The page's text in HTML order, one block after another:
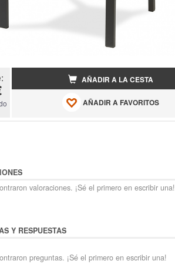
AÑADIR A LA CESTA
AÑADIR A FAVORITOS
valoraciones. ¡Sé el primero en escribir una!
Y RESPUESTAS
preguntas. ¡Sé el primero en escribir una!